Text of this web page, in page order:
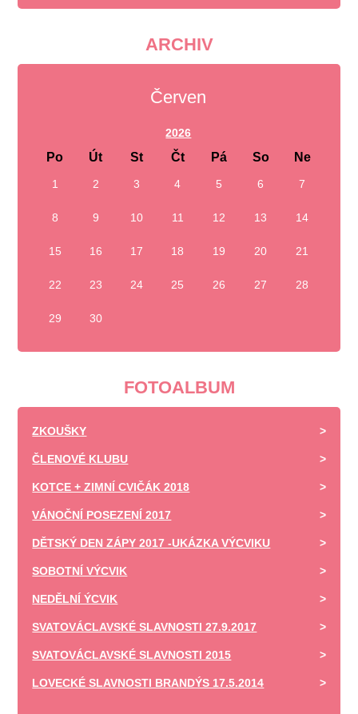
ARCHIV
Červen
2026
Po Út St Čt Pá So Ne
1 2 3 4 5 6 7
8 9 10 11 12 13 14
15 16 17 18 19 20 21
22 23 24 25 26 27 28
29 30
FOTOALBUM
ZKOUŠKY
ČLENOVÉ KLUBU
KOTCE + ZIMNÍ CVIČÁK 2018
VÁNOČNÍ POSEZENÍ 2017
DĚTSKÝ DEN ZÁPY 2017 -UKÁZKA VÝCVIKU
SOBOTNÍ VÝCVIK
NEDĚLNÍ ÝCVIK
SVATOVÁCLAVSKÉ SLAVNOSTI 27.9.2017
SVATOVÁCLAVSKÉ SLAVNOSTI 2015
LOVECKÉ SLAVNOSTI BRANDÝS 17.5.2014